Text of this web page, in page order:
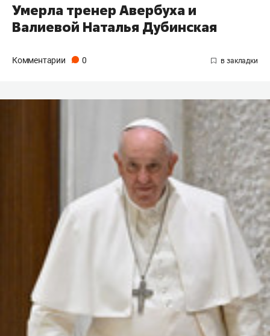
Умерла тренер Авербуха и
Валиевой Наталья Дубинская
Комментарии 0